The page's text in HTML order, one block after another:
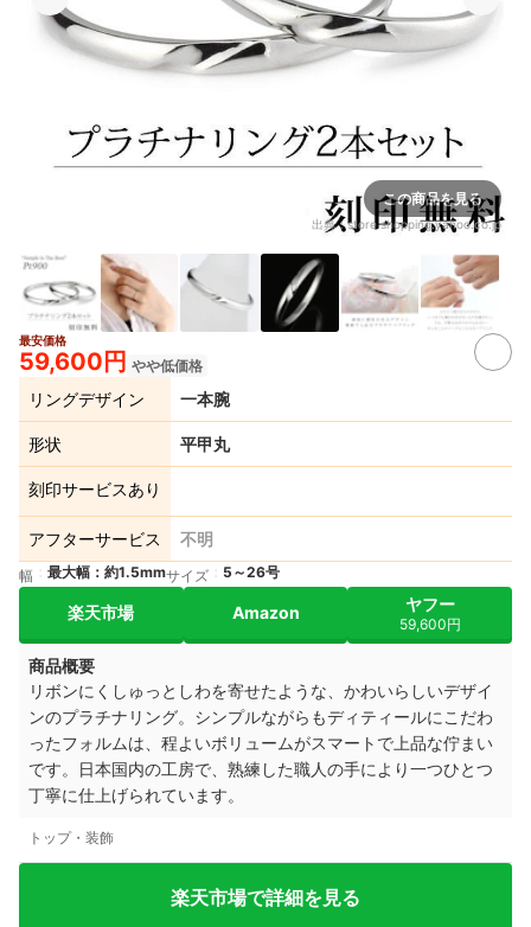
この商品を見る
出典：store.shopping.yahoo.co.jp
最安価格
59,600円 やや低価格
リングデザイン 一本腕
形状 平甲丸
刻印サービスあり
アフターサービス 不明
幅 最大幅：約1.5mmサイズ 5～26号
楽天市場 Amazon ヤフー
59,600円
商品概要
リボンにくしゅっとしわを寄せたような、かわいらしいデザイ
ンのプラチナリング。 シンプルながらもディティールに こだわ
ったフォルムは、 程よいボリュームがスマートで 上品な佇まい
です。
日本国内の工房で、熟練した職人の手に より一つひとつ
丁寧に仕上げられています。
トップ・装飾
楽天市場で詳細を見る